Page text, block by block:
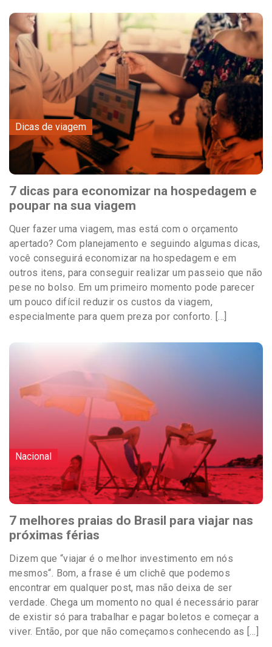
Dicas de viagem
7 dicas para economizar na hospedagem e
poupar na sua viagem
Quer fazer uma viagem, mas está com o orçamento
apertado? Com planejamento e seguindo algumas dicas,
você conseguirá economizar na hospedagem e em
outros itens, para conseguir realizar um passeio que não
pese no bolso. Em um primeiro momento pode parecer
um pouco difícil reduzir os custos da viagem,
especialmente para quem preza por conforto. […]
Nacional
7 melhores praias do Brasil para viajar nas
próximas férias
Dizem que “viajar é o melhor investimento em nós
mesmos“. Bom, a frase é um clichê que podemos
encontrar em qualquer post, mas não deixa de ser
verdade. Chega um momento no qual é necessário parar
de existir só para trabalhar e pagar boletos e começar a
viver. Então, por que não começamos conhecendo as […]